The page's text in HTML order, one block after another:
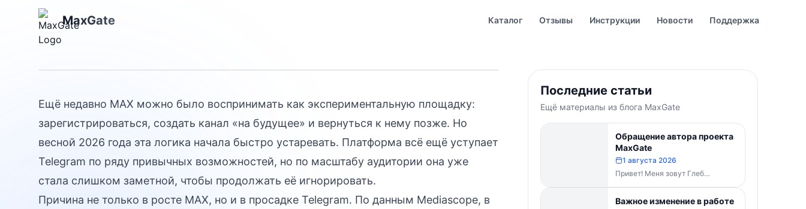
MaxGate Каталог Отзывы Инструкции Новости Поддержка
площадку
Ещё недавно MAX можно было воспринимать как экспериментальную площадку:
зарегистрироваться, создать канал «на будущее» и вернуться к нему позже. Но
весной 2026 года эта логика начала быстро устаревать. Платформа всё ещё уступает
Telegram по ряду привычных возможностей, но по масштабу аудитории она уже
стала слишком заметной, чтобы продолжать её игнорировать.
Причина не только в росте MAX, но и в просадке Telegram. По данным Mediascope, в
Последние статьи
Ещё материалы из блога MaxGate
Обращение автора проекта
MaxGate
1 августа 2026
Привет! Меня зовут Глеб
Буваненко — кто-то из вас уже
знает меня по чату поддержки....
Важное изменение в работе